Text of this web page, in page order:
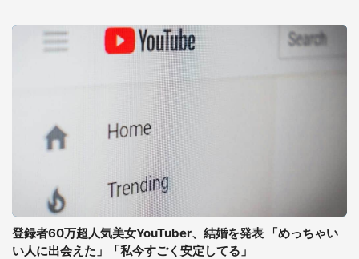
登録者60万超人気美女YouTuber、結婚を発表 「めっちゃい
い人に出会えた」「私今すごく安定してる」